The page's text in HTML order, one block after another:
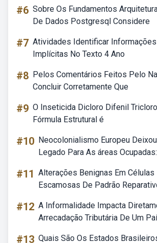
#6 Sobre Os Fundamentos
De Dados Postgresql Considere
#7 Atividades Identificar
Implícitas No Texto 4 Ano
#8 Pelos Comentários Feitos Pelo
Concluir Corretamente Que
#9 O Inseticida Dicloro Difenil
Fórmula Estrutural é
#10 Neocolonialismo Europeu
Legado Para As áreas Ocupadas:
#11 Alterações Benignas Em
Escamosas De Padrão
#12 A Informalidade Impacta
Arrecadação Tributária De Um
#13 Quais São Os Estados